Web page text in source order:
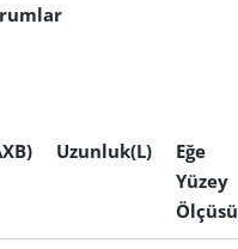
Uzunluk(L)
Eğe
Yüzey
Ölçüsü